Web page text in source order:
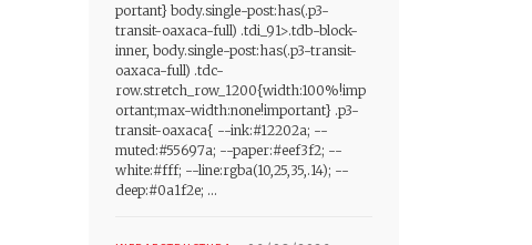
portant} body.single-post:has(.p3-
transit-oaxaca-full) .tdi_91>.tdb-block-
inner, body.single-post:has(.p3-transit-
oaxaca-full) .tdc-
row.stretch_row_1200{width:100%!imp
ortant;max-width:none!important} .p3-
transit-oaxaca{ --ink:#12202a; --
muted:#55697a; --paper:#eef3f2; --
white:#fff; --line:rgba(10,25,35,.14); --
deep:#0a1f2e; ...